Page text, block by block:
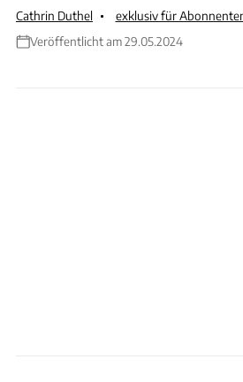
Cathrin Duthel
exklusiv für
Veröffentlicht am 29.05.2024